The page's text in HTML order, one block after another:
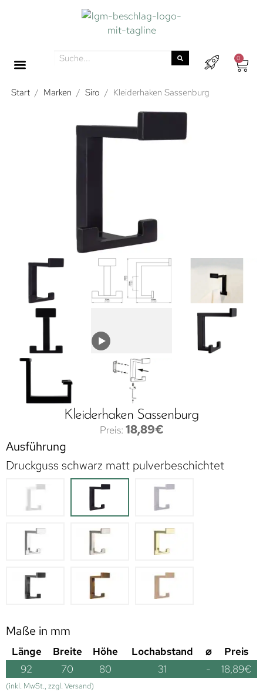
0
Start / Marken / Siro / Kleiderhaken Sassenburg
Kleiderhaken Sassenburg
18,89€
Ausführung
Druckguss schwarz matt pulverbeschichtet
Maße in mm
Länge Breite Höhe Lochabstand ⌀
Preis
92
70 80 31 - 18,89€
(inkl. MwSt., zzgl. Versand)